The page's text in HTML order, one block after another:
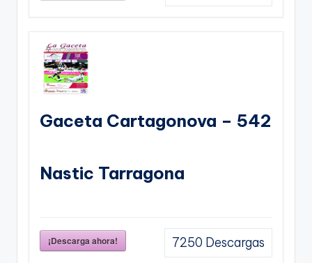
Gaceta Cartagonova – 542
Nastic Tarragona
¡Descarga ahora! 7250 Descargas